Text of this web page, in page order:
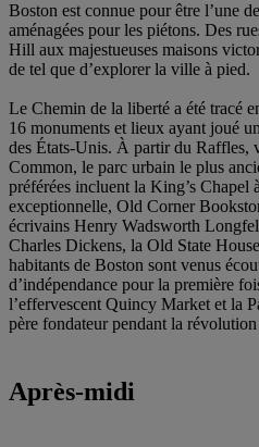
Boston est connue pour être l’une
aménagées pour les piétons. Des
Hill aux majestueuses maisons
de tel que d’explorer la ville à pied.
Le Chemin de la liberté a été tracé
16 monuments et lieux ayant joué
des États-Unis. À partir du Raffles,
Common, le parc urbain le plus
préférées incluent la King’s Chapel
exceptionnelle, Old Corner
écrivains Henry Wadsworth
Charles Dickens, la Old State
habitants de Boston sont venus
d’indépendance pour la première
l’effervescent Quincy Market et la
père fondateur pendant la
Après-midi